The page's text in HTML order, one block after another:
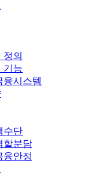
정의
기능
융시스템
수단
할분담
융안정